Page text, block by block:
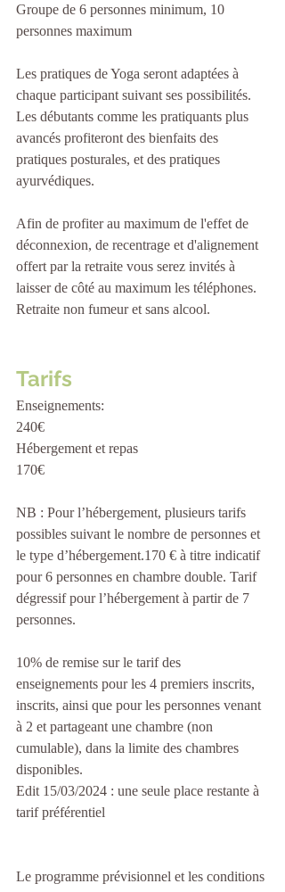
Groupe de 6 personnes minimum, 10
personnes maximum
Les pratiques de Yoga seront adaptées à
chaque participant suivant ses possibilités.
Les débutants comme les pratiquants plus
avancés profiteront des bienfaits des
pratiques posturales, et des pratiques
ayurvédiques.
Afin de profiter au maximum de l'effet de
déconnexion, de recentrage et d'alignement
offert par la retraite vous serez invités à
laisser de côté au maximum les téléphones.
Retraite non fumeur et sans alcool.
Tarifs
Enseignements:
240€
Hébergement et repas
170€
NB : Pour l’hébergement, plusieurs tarifs
possibles suivant le nombre de personnes et
le type d’hébergement.170 € à titre indicatif
pour 6 personnes en chambre double. Tarif
dégressif pour l’hébergement à partir de 7
personnes.
10% de remise sur le tarif des
enseignements pour les 4 premiers inscrits,
inscrits, ainsi que pour les personnes venant
à 2 et partageant une chambre (non
cumulable), dans la limite des chambres
disponibles.
Edit 15/03/2024 : une seule place restante à
tarif préférentiel
Le programme prévisionnel et les conditions